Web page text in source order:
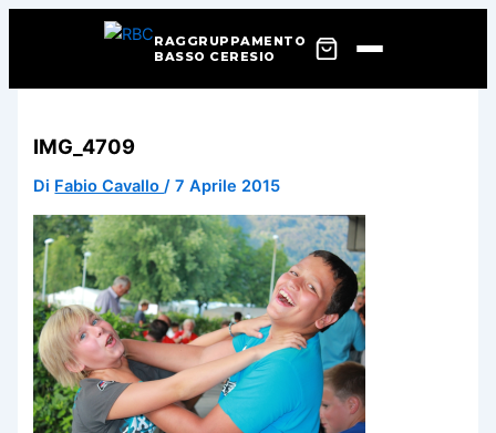
RAGGRUPPAMENTO
BASSO CERESIO
contenuto
IMG_4709
Di Fabio Cavallo/7 Aprile 2015